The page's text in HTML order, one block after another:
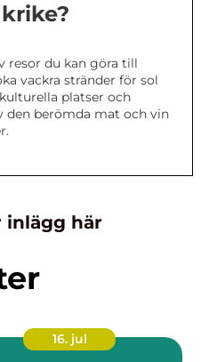
resor du kan göra till
vackra stränder för sol
platser och
den berömda mat och vin
inlägg här
16. jul